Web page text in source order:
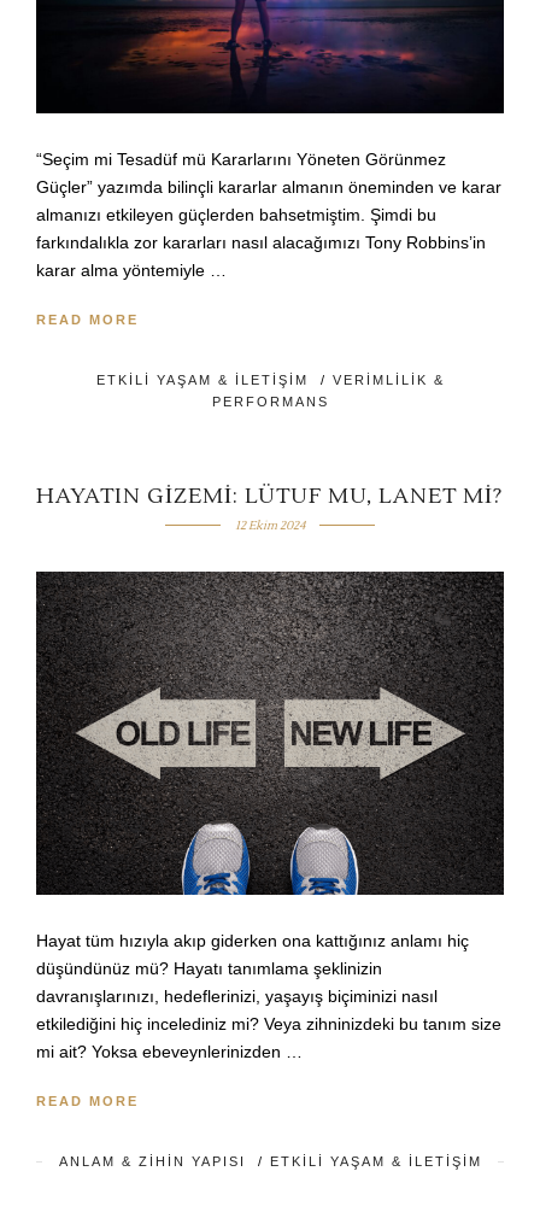
“Seçim mi Tesadüf mü Kararlarını Yöneten Görünmez
Güçler” yazımda bilinçli kararlar almanın öneminden ve karar
almanızı etkileyen güçlerden bahsetmiştim. Şimdi bu
farkındalıkla zor kararları nasıl alacağımızı Tony Robbins’in
karar alma yöntemiyle …
READ MORE
ETKILI YAŞAM & İLETIŞIM / VERIMLILIK &
PERFORMANS
HAYATIN GIZEMI: LÜTUF MU, LANET MI?
12 Ekim 2024
Hayat tüm hızıyla akıp giderken ona kattığınız anlamı hiç
düşündünüz mü? Hayatı tanımlama şeklinizin
davranışlarınızı, hedeflerinizi, yaşayış biçiminizi nasıl
etkilediğini hiç incelediniz mi? Veya zihninizdeki bu tanım size
mi ait? Yoksa ebeveynlerinizden …
READ MORE
ANLAM & ZIHIN YAPISI / ETKILI YAŞAM & İLETIŞIM